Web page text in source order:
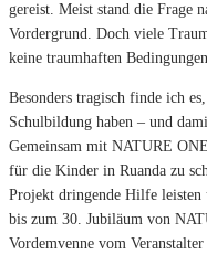
gereist. Meist stand die Frage
Vordergrund. Doch viele
keine traumhaften
Besonders tragisch finde ich
Schulbildung haben – und
Gemeinsam mit NATURE
für die Kinder in Ruanda zu
Projekt dringende Hilfe
bis zum 30. Jubiläum von
Vordemvenne vom